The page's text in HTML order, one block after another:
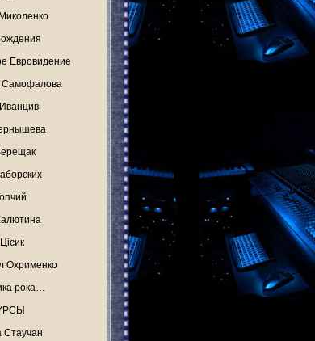
Евровидение
Самофалова
Охрименко
рока…
Стаучан